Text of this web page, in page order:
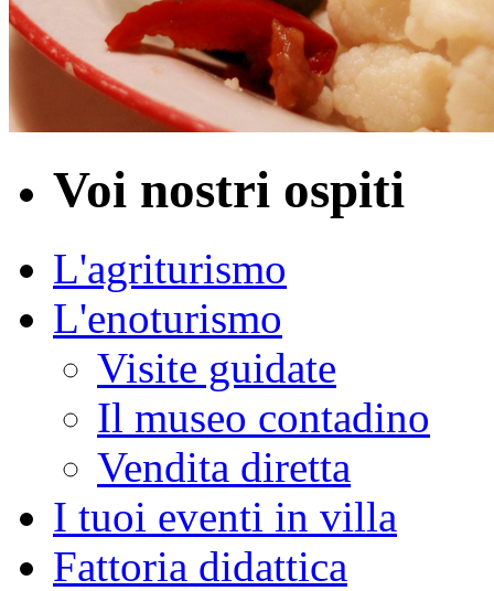
Voi nostri ospiti
L'agriturismo
L'enoturismo
Visite guidate
Il museo contadino
Vendita diretta
I tuoi eventi in villa
Fattoria didattica